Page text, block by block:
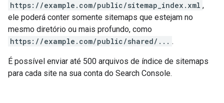
https://example.com/public/sitemap_index.xml ,
ele poderá conter somente sitemaps que estejam no
mesmo diretório ou mais profundo, como
https://example.com/public/shared/... .
É possível enviar até 500 arquivos de índice de sitemaps
para cada site na sua conta do Search Console.